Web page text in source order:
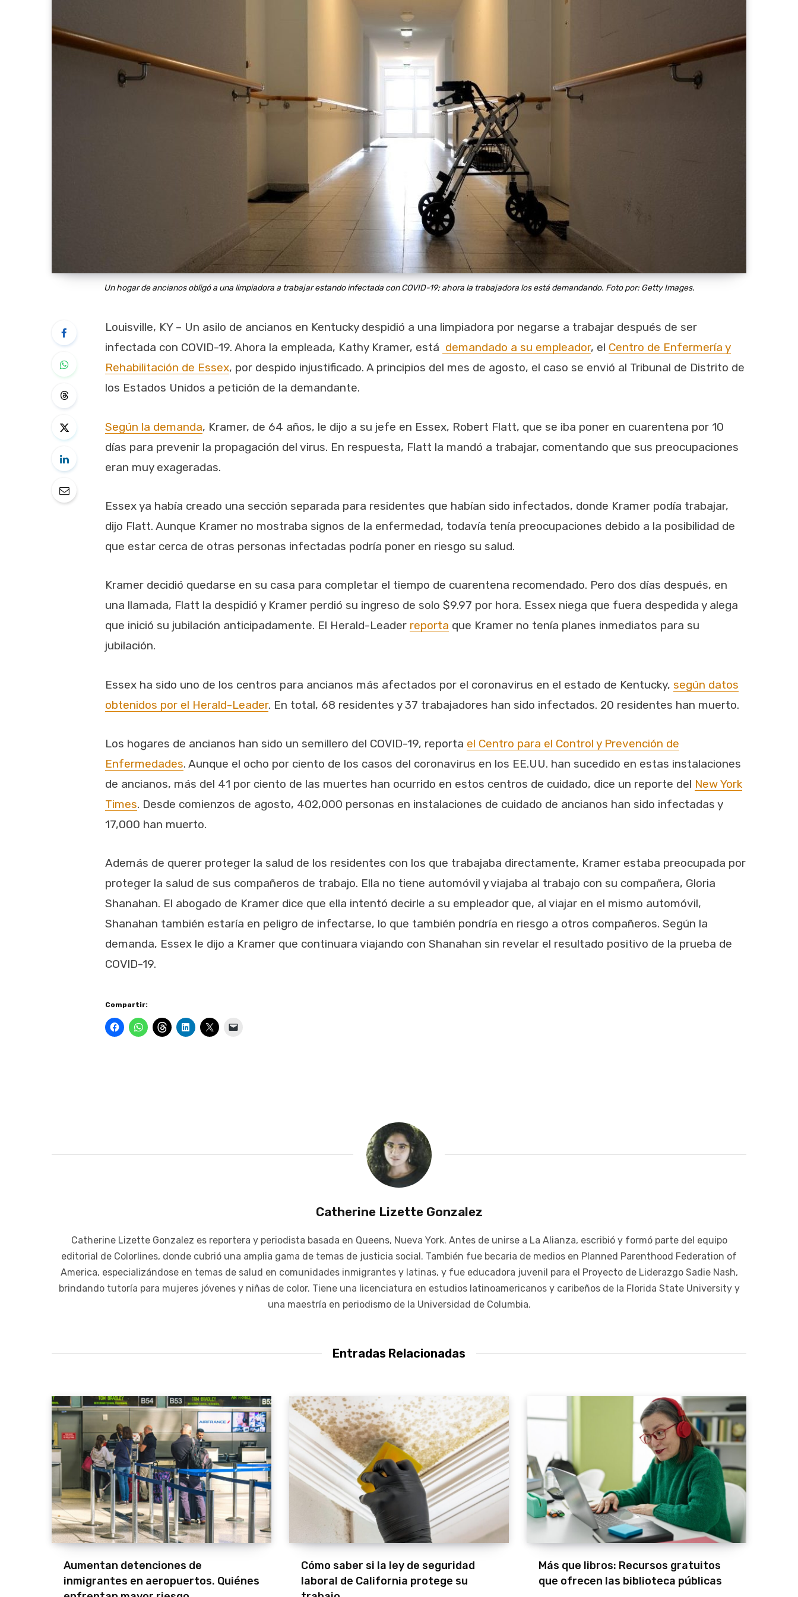
Un hogar de ancianos obligó a una limpiadora a trabajar estando infectada con COVID-19; ahora la trabajadora los está demandando. Foto por: Getty Images.
Louisville, KY – Un asilo de ancianos en Kentucky despidió a una limpiadora por negarse a trabajar después de ser
infectada con COVID-19. Ahora la empleada, Kathy Kramer, está demandado a su empleador, el Centro de Enfermería y
Rehabilitación de Essex, por despido injustificado. A principios del mes de agosto, el caso se envió al Tribunal de Distrito de
los Estados Unidos a petición de la demandante.
Según la demanda, Kramer, de 64 años, le dijo a su jefe en Essex, Robert Flatt, que se iba poner en cuarentena por 10
días para prevenir la propagación del virus. En respuesta, Flatt la mandó a trabajar, comentando que sus preocupaciones
eran muy exageradas.
Essex ya había creado una sección separada para residentes que habían sido infectados, donde Kramer podía trabajar,
dijo Flatt. Aunque Kramer no mostraba signos de la enfermedad, todavía tenía preocupaciones debido a la posibilidad de
que estar cerca de otras personas infectadas podría poner en riesgo su salud.
Kramer decidió quedarse en su casa para completar el tiempo de cuarentena recomendado. Pero dos días después, en
una llamada, Flatt la despidió y Kramer perdió su ingreso de solo $9.97 por hora. Essex niega que fuera despedida y alega
que inició su jubilación anticipadamente. El Herald-Leader reporta que Kramer no tenía planes inmediatos para su
jubilación.
Essex ha sido uno de los centros para ancianos más afectados por el coronavirus en el estado de Kentucky, según datos
obtenidos por el Herald-Leader. En total, 68 residentes y 37 trabajadores han sido infectados. 20 residentes han muerto.
Los hogares de ancianos han sido un semillero del COVID-19, reporta el Centro para el Control y Prevención de
Enfermedades. Aunque el ocho por ciento de los casos del coronavirus en los EE.UU. han sucedido en estas instalaciones
de ancianos, más del 41 por ciento de las muertes han ocurrido en estos centros de cuidado, dice un reporte del New York
Times. Desde comienzos de agosto, 402,000 personas en instalaciones de cuidado de ancianos han sido infectadas y
17,000 han muerto.
Además de querer proteger la salud de los residentes con los que trabajaba directamente, Kramer estaba preocupada por
proteger la salud de sus compañeros de trabajo. Ella no tiene automóvil y viajaba al trabajo con su compañera, Gloria
Shanahan. El abogado de Kramer dice que ella intentó decirle a su empleador que, al viajar en el mismo automóvil,
Shanahan también estaría en peligro de infectarse, lo que también pondría en riesgo a otros compañeros. Según la
demanda, Essex le dijo a Kramer que continuara viajando con Shanahan sin revelar el resultado positivo de la prueba de
COVID-19.
Compartir:
Catherine Lizette Gonzalez
Catherine Lizette Gonzalez es reportera y periodista basada en Queens, Nueva York. Antes de unirse a La Alianza, escribió y formó parte del equipo
editorial de Colorlines, donde cubrió una amplia gama de temas de justicia social. También fue becaria de medios en Planned Parenthood Federation of
America, especializándose en temas de salud en comunidades inmigrantes y latinas, y fue educadora juvenil para el Proyecto de Liderazgo Sadie Nash,
brindando tutoría para mujeres jóvenes y niñas de color. Tiene una licenciatura en estudios latinoamericanos y caribeños de la Florida State University y
una maestría en periodismo de la Universidad de Columbia.
Entradas Relacionadas
Aumentan detenciones de
inmigrantes en aeropuertos. Quiénes
Cómo saber si la ley de seguridad
laboral de California protege su
Más que libros: Recursos gratuitos
que ofrecen las biblioteca públicas